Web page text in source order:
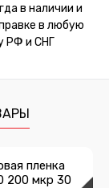
в наличии и
в любую
РФ и СНГ
пленка
200 мкр 30